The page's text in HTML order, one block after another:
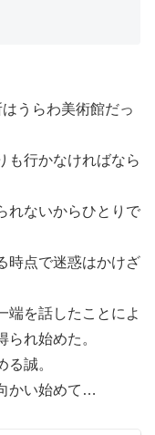
うらわ美術館だっ
も行かなければなら
れないからひとりで
時点で迷惑はかけざ
端を話したことによ
れ始めた。
誠。
かい始めて…